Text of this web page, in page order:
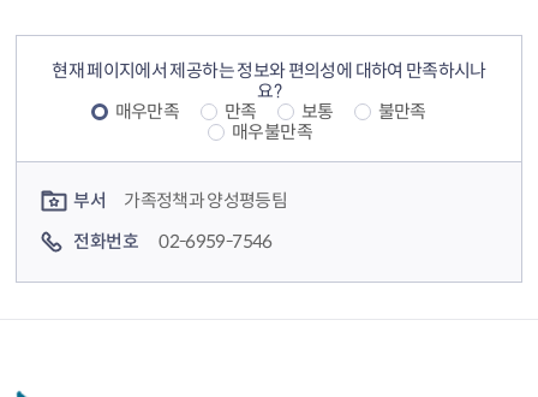
현재 페이지에서 제공하는 정보와 편의성에 대하여 만족하시나
요?
매우만족
만족 보통
불만족
매우불만족
부서
가족정책과 양성평등팀
전화번호
02-6959-7546